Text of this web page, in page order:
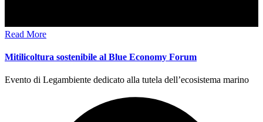
Read More
Mitilicoltura sostenibile al Blue Economy Forum
Evento di Legambiente dedicato alla tutela dell’ecosistema marino